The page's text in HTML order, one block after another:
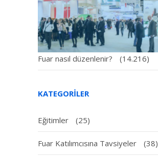
Fuar nasıl düzenlenir? (14.216)
KATEGORILER
Eğitimler (25)
Fuar Katılımcısına Tavsiyeler (38)